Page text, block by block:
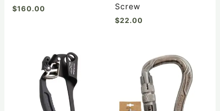
$160.00
Screw
$22.00